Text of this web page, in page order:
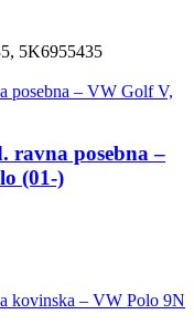
5K6955435
ravna posebna –
(01-)